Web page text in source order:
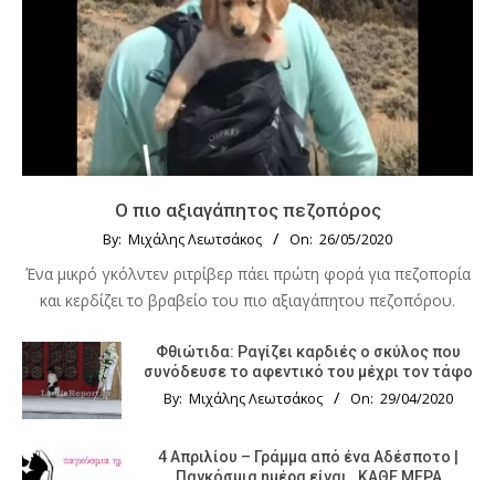
Ο πιο αξιαγάπητος πεζοπόρος
By: Μιχάλης Λεωτσάκος On: 26/05/2020
Ένα μικρό γκόλντεν ριτρίβερ πάει πρώτη φορά για πεζοπορία
και κερδίζει το βραβείο του πιο αξιαγάπητου πεζοπόρου.
Φθιώτιδα: Ραγίζει καρδιές ο σκύλος που
συνόδευσε το αφεντικό του μέχρι τον τάφο
By: Μιχάλης Λεωτσάκος On: 29/04/2020
4 Απριλίου – Γράμμα από ένα Αδέσποτο |